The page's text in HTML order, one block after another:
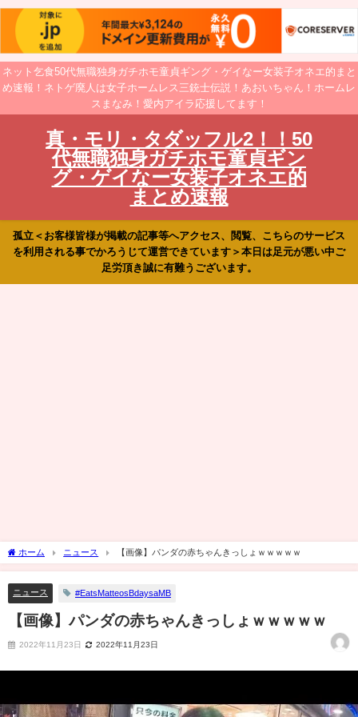
ネット乞食50代無職独身ガチホモ童貞ギング・ゲイなー女装子オネエ的まと
め速報！ネトゲ廃人は女子ホームレス三銃士伝説！あおいちゃん！ホームレ
スまなみ！愛内アイラ応援してます！
真・モリ・タダッフル2！！50
代無職独身ガチホモ童貞ギン
グ・ゲイなー女装子オネエ的
まとめ速報
孤立＜お客様皆様が掲載の記事等へアクセス、閲覧、こちらのサービス
を利用される事でかろうじて運営できています＞本日は足元が悪い中ご
足労頂き誠に有難うございます。
ホーム ニュース 【画像】パンダの赤ちゃんきっしょｗｗｗｗｗ
ニュース #EatsMatteosBdaysaMB
【画像】パンダの赤ちゃんきっしょｗｗｗｗｗ
2022年11月23日 2022年11月23日